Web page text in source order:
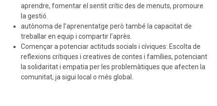
aprendre, fomentar el sentit crític des de menuts, promoure
la gestió.
autònoma de l’aprenentatge però també la capacitat de
treballar en equip i compartir l’après.
Començar a potenciar actituds socials i cíviques: Escolta de
reflexions crítiques i creatives de contes i famílies, potenciant
la solidaritat i empatia per les problemàtiques que afecten la
comunitat, ja sigui local o més global.